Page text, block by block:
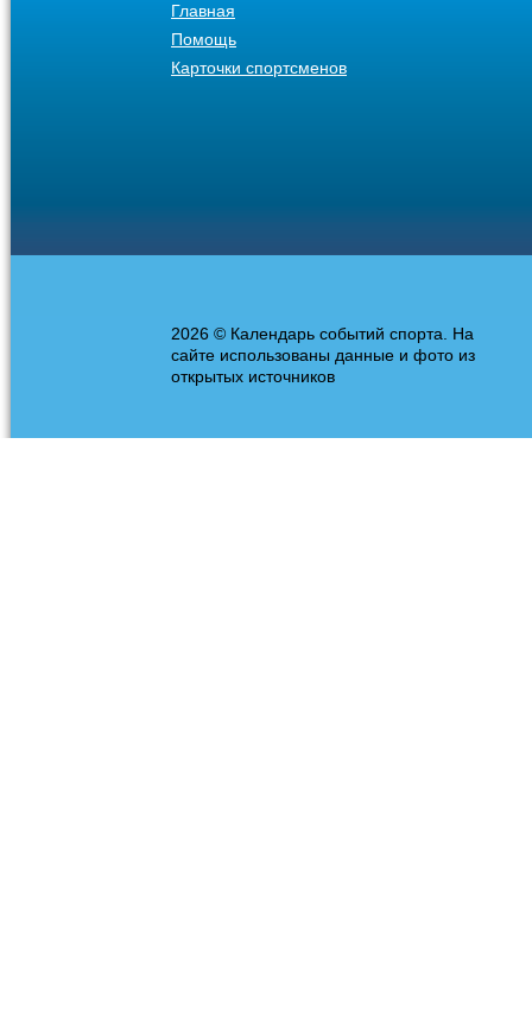
Главная
Помощь
Карточки спортсменов
2026 © Календарь событий спорта. На
сайте использованы данные и фото из
открытых источников